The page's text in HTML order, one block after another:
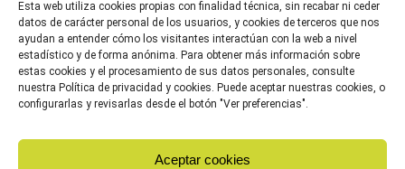
Esta web utiliza cookies propias con finalidad técnica, sin recabar ni ceder
datos de carácter personal de los usuarios, y cookies de terceros que nos
ayudan a entender cómo los visitantes interactúan con la web a nivel
estadístico y de forma anónima. Para obtener más información sobre
estas cookies y el procesamiento de sus datos personales, consulte
nuestra Política de privacidad y cookies. Puede aceptar nuestras cookies, o
configurarlas y revisarlas desde el botón "Ver preferencias".
Aceptar cookies